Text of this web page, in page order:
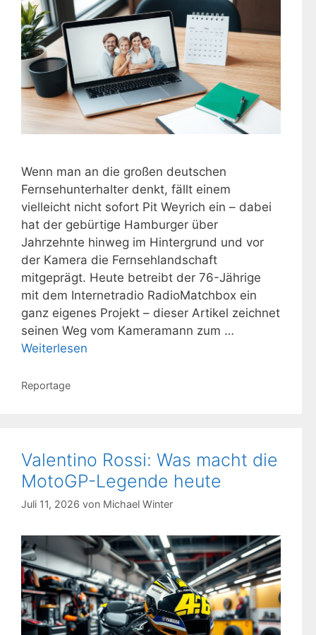
Wenn man an die großen deutschen
Fernsehunterhalter denkt, fällt einem
vielleicht nicht sofort Pit Weyrich ein – dabei
hat der gebürtige Hamburger über
Jahrzehnte hinweg im Hintergrund und vor
der Kamera die Fernsehlandschaft
mitgeprägt. Heute betreibt der 76-Jährige
mit dem Internetradio RadioMatchbox ein
ganz eigenes Projekt – dieser Artikel zeichnet
seinen Weg vom Kameramann zum …
Weiterlesen
Kategorien
Reportage
Valentino Rossi: Was macht die
MotoGP-Legende heute
Juli 11, 2026 von Michael Winter